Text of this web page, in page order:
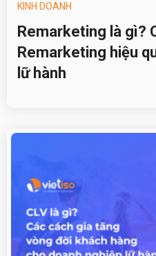
KINH DOANH
Remarketing là gì?
Remarketing hiệu
lữ hành